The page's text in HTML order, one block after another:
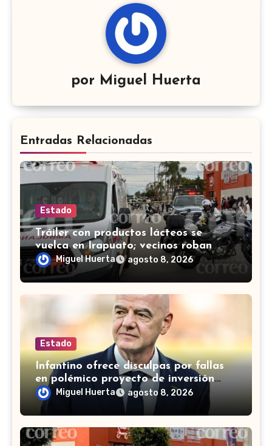
por Miguel Huerta
Entradas Relacionadas
Estado
Tráiler con productos lácteos se
vuelca en Irapuato; vecinos roban
carga en lugar de auxiliar a heridos
Miguel Huerta agosto 8, 2026
Estado
Infantino ofrece disculpas por fallas
en polémico proyecto de inversión
privada de la FIFA
Miguel Huerta agosto 8, 2026